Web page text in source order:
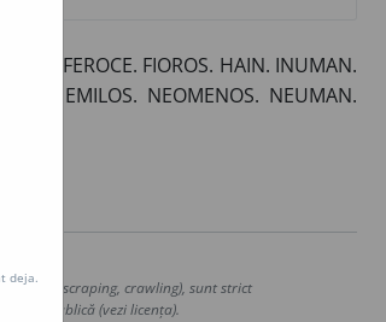
FEROCE. FIOROS. HAIN. INUMAN.
NEMILOS. NEOMENOS. NEUMAN.
(web scraping, crawling), sunt strict
publică (vezi licența).
deja.